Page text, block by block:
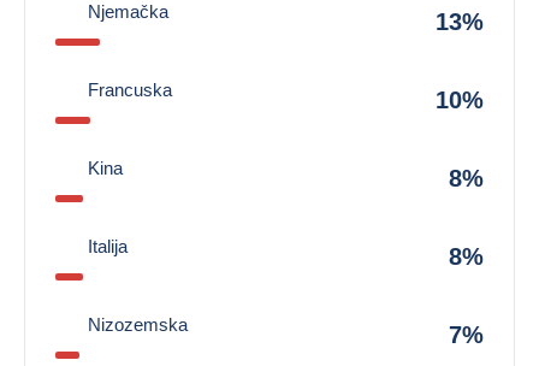
Njemačka 13%
Francuska 10%
Kina 8%
Italija 8%
Nizozemska 7%